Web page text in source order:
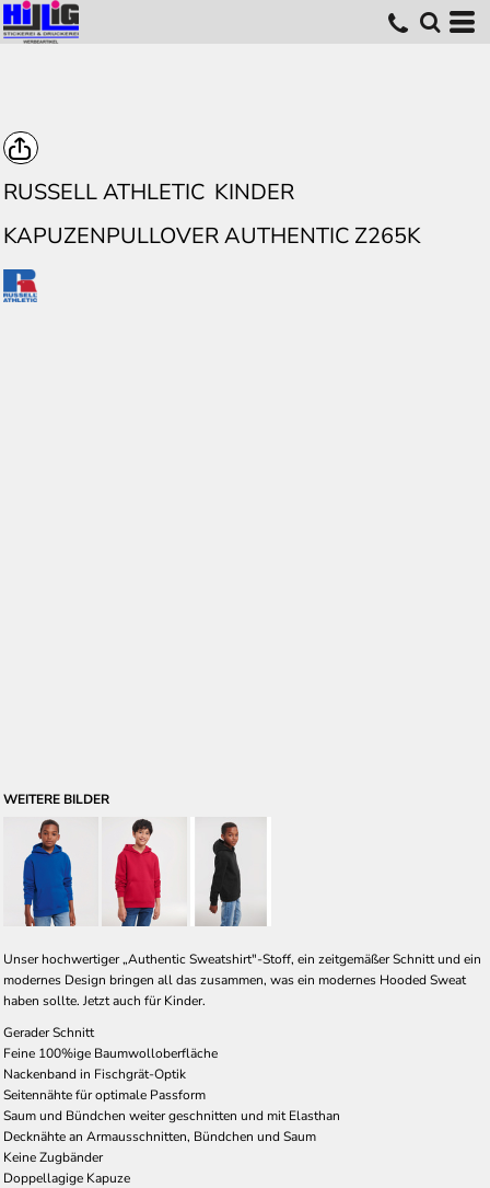
RUSSELL ATHLETIC KINDER
KAPUZENPULLOVER AUTHENTIC Z265K
WEITERE BILDER
Unser hochwertiger „Authentic Sweatshirt"-Stoff, ein zeitgemäßer Schnitt und ein
modernes Design bringen all das zusammen, was ein modernes Hooded Sweat
haben sollte. Jetzt auch für Kinder.
Gerader Schnitt
Feine 100%ige Baumwolloberfläche
Nackenband in Fischgrät-Optik
Seitennähte für optimale Passform
Saum und Bündchen weiter geschnitten und mit Elasthan
Decknähte an Armausschnitten, Bündchen und Saum
Keine Zugbänder
Doppellagige Kapuze